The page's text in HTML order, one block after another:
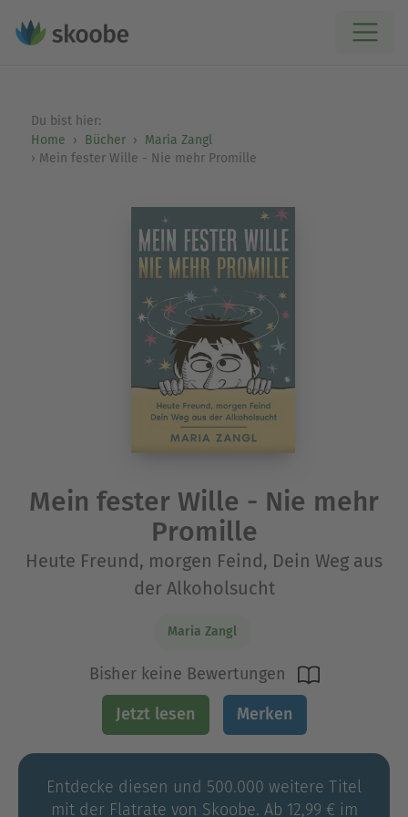
Du bist hier:
Home
Bücher
Maria Zangl
Mein fester Wille - Nie mehr Promille
Mein fester Wille - Nie mehr
Promille
Heute Freund, morgen Feind, Dein Weg aus
der Alkoholsucht
Maria Zangl
Bisher keine Bewertungen
Jetzt lesen Merken
Entdecke diesen und 500.000 weitere Titel
mit der Flatrate von Skoobe. Ab 12,99 € im